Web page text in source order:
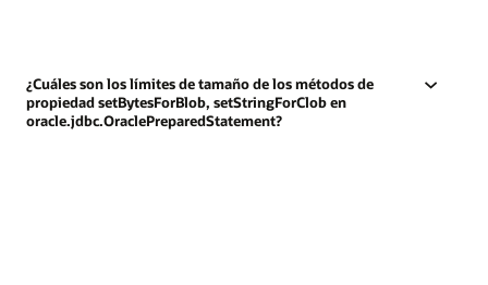
¿Cuáles son los límites de tamaño de los métodos de
propiedad setBytesForBlob, setStringForClob en
oracle.jdbc.OraclePreparedStatement?